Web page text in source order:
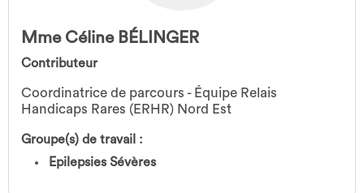
Mme Céline BÉLINGER
Contributeur
Coordinatrice de parcours - Équipe Relais
Handicaps Rares (ERHR) Nord Est
Groupe(s) de travail :
Epilepsies Sévères